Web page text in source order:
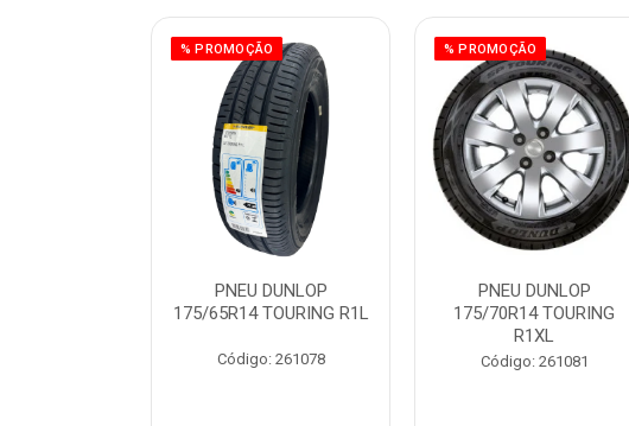
% PROMOÇÃO
PNEU DUNLOP
175/65R14 TOURING R1L
Código: 261078
% PROMOÇÃO
PNEU DUNLOP
175/70R14 TOURING
R1XL
Código: 261081